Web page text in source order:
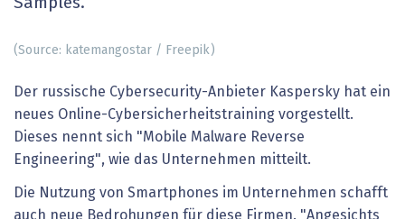
(Source: katemangostar / Freepik)
Der russische Cybersecurity-Anbieter Kaspersky hat ein
neues Online-Cybersicherheitstraining vorgestellt.
Dieses nennt sich "Mobile Malware Reverse
Engineering", wie das Unternehmen mitteilt.
Die Nutzung von Smartphones im Unternehmen schafft
auch neue Bedrohungen für diese Firmen. "Angesichts